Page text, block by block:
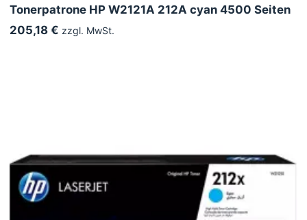
Tonerpatrone HP W2121A 212A cyan 4500 Seiten
205,18 € zzgl. MwSt.